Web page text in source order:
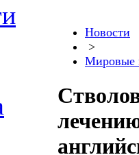
Новости
>
Мировые